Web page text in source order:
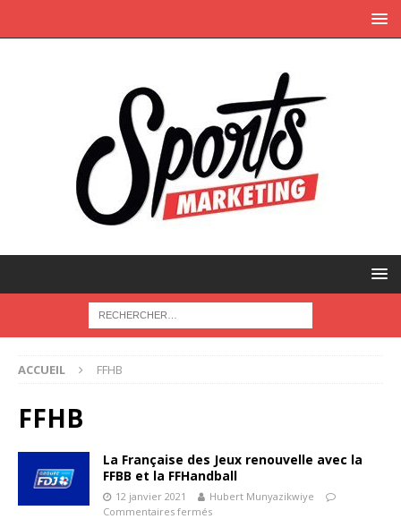
ACCUEIL FFHB
FFHB
La Française des Jeux renouvelle avec la
FFBB et la FFHandball
12 janvier 2021
Hubert Munyazikwiye
Commentaires fermés